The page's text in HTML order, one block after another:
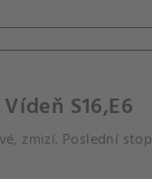
S16,E6
zmizí. Poslední